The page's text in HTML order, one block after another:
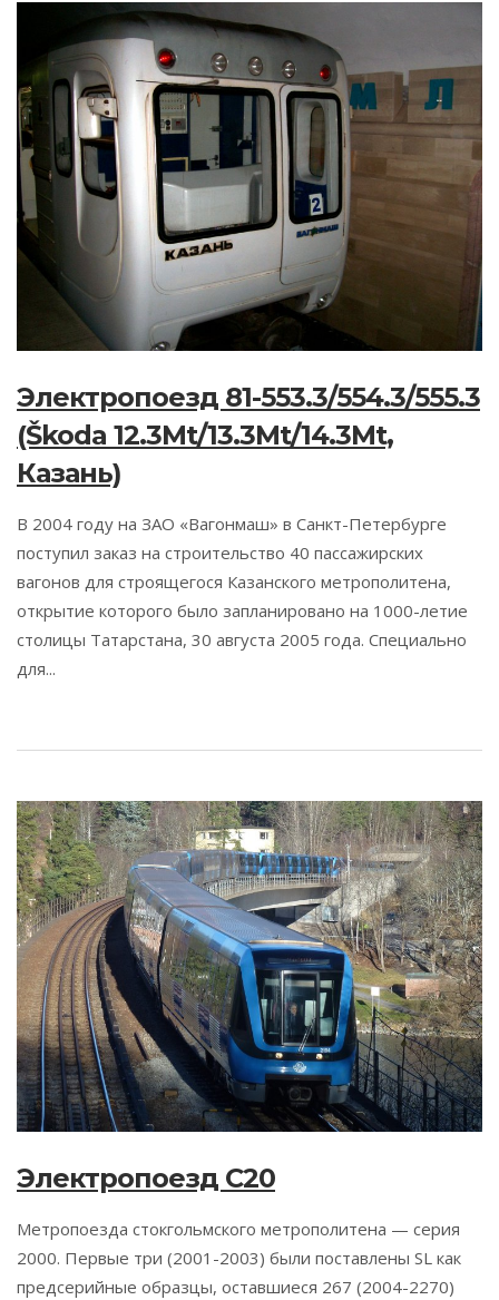
Электропоезд 81-553.3/554.3/555.3
(Škoda 12.3Mt/13.3Mt/14.3Mt,
Казань)
В 2004 году на ЗАО «Вагонмаш» в Санкт-Петербурге
поступил заказ на строительство 40 пассажирских
вагонов для строящегося Казанского метрополитена,
открытие которого было запланировано на 1000-летие
столицы Татарстана, 30 августа 2005 года. Специально
для...
Электропоезд C20
Метропоезда стокгольмского метрополитена — серия
2000. Первые три (2001-2003) были поставлены SL как
предсерийные образцы, оставшиеся 267 (2004-2270)